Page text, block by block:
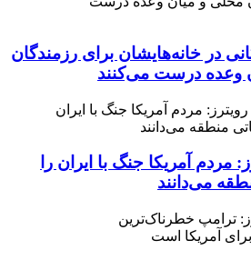
در خانه‌هایشان برای رزمندگان
وعده درست می‌کنند
آمریکا جنگ با ایران را
می‌دانند